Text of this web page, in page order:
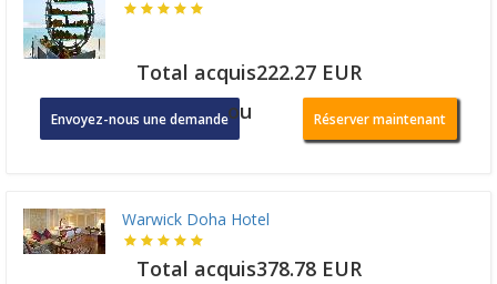
Total acquis222.27 EUR
Envoyez-nous une demandeou Réserver maintenant
Warwick Doha Hotel
Total acquis378.78 EUR